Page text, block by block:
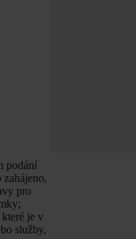
podání
pro
je v
služby,